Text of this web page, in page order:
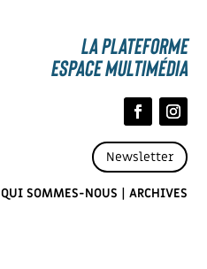
La Plateforme
espace multimédia
Newsletter
QUI SOMMES-NOUS ARCHIVES